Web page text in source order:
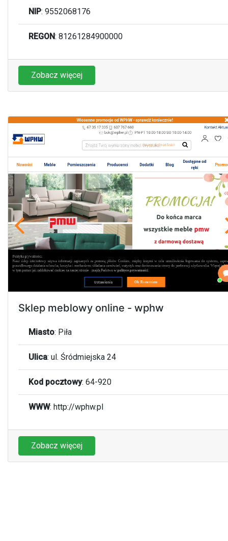
NIP: 9552068176
REGON: 81261284900000
Zobacz więcej
Sklep meblowy online - wphw
Miasto: Piła
Ulica: ul. Śródmiejska 24
Kod pocztowy: 64-920
WWW: http://wphw.pl
Zobacz więcej